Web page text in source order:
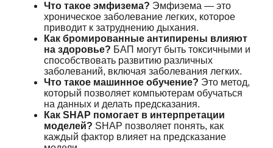
Что такое эмфизема? Эмфизема — это
хроническое заболевание легких, которое
приводит к затруднению дыхания.
Как бромированные антипирены влияют
на здоровье? БАП могут быть токсичными и
способствовать развитию различных
заболеваний, включая заболевания легких.
Что такое машинное обучение? Это метод,
который позволяет компьютерам обучаться
на данных и делать предсказания.
Как SHAP помогает в интерпретации
моделей? SHAP позволяет понять, как
каждый фактор влияет на предсказание